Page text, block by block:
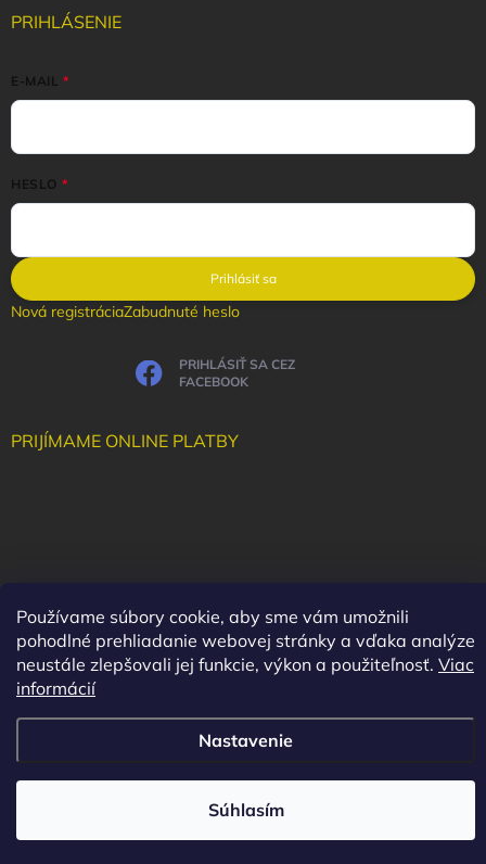
Používame súbory cookie, aby sme vám umožnili
pohodlné prehliadanie webovej stránky a vďaka analýze
neustále zlepšovali jej funkcie, výkon a použiteľnosť. Viac
informácií
Nastavenie
Súhlasím
PRIHLÁSENIE
E-MAIL
HESLO
Prihlásiť sa
Nová registráciaZabudnuté heslo
PRIHLÁSIŤ SA CEZ
FACEBOOK
PRIJÍMAME ONLINE PLATBY
Vytvoril Shoptet
Maluha. Všetky práva vyhradené.